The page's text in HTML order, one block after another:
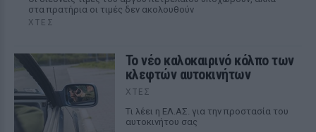
στα πρατήρια οι τιμές δεν ακολουθούν
ΧΤΕΣ
Το νέο καλοκαιρινό κόλπο των
κλεφτών αυτοκινήτων
ΧΤΕΣ
Tι λέει η ΕΛ.ΑΣ. για την προστασία του
αυτοκινήτου σας